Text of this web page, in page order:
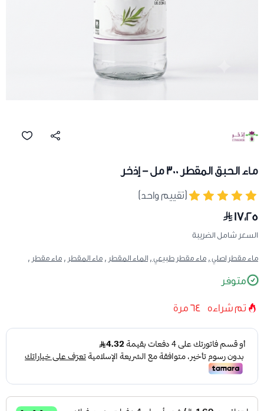
ماء الحبق المقطر 300 مل - إذخر
(تقييم واحد)
١٧٫٢٥
السعر شامل الضريبة
ماء مقطر اصلي , ماء مقطر طبيعي , الماء المقطر , ماء المقطر , ماء مقطر ,
متوفر
تم شراءه 64 مرة